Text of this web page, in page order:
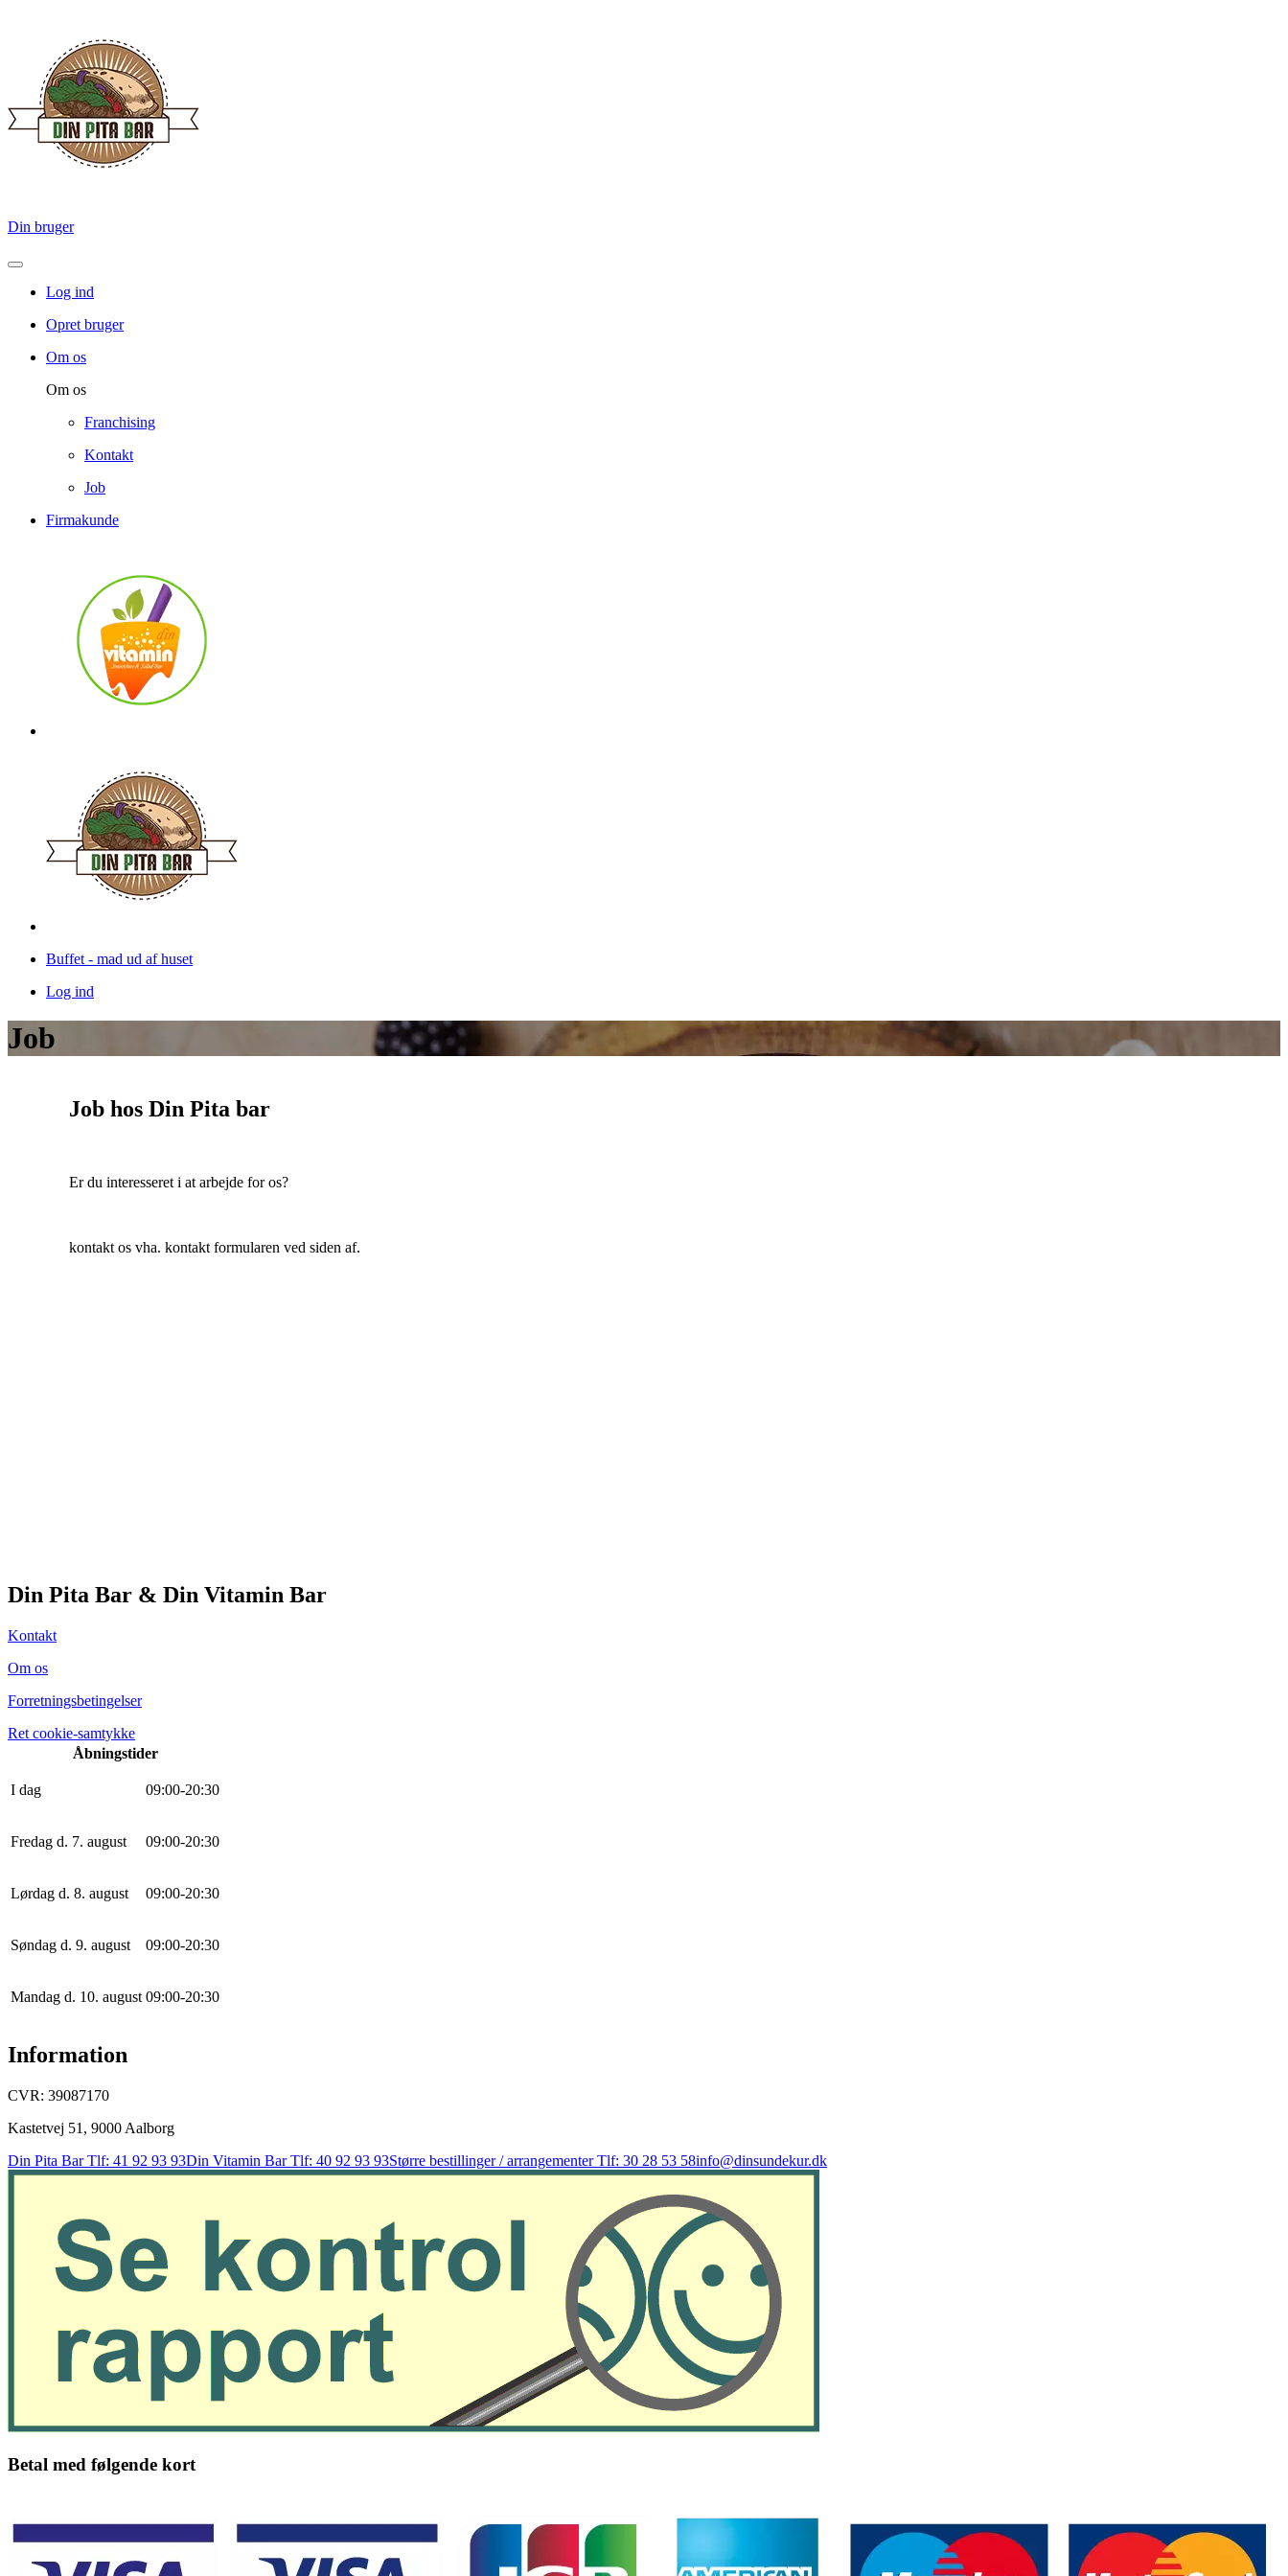
Din bruger
Log ind
Opret bruger
Om os
Om os
Franchising
Kontakt
Job
Firmakunde
Buffet - mad ud af huset
Log ind
Job
Job hos Din Pita bar
Er du interesseret i at arbejde for os?
kontakt os vha. kontakt formularen ved siden af.
Din Pita Bar & Din Vitamin Bar
Kontakt
Om os
Forretningsbetingelser
Ret cookie-samtykke
Åbningstider
I dag 09:00-20:30
Fredag d. 7. august 09:00-20:30
Lørdag d. 8. august 09:00-20:30
Søndag d. 9. august 09:00-20:30
Mandag d. 10. august 09:00-20:30
Information
CVR: 39087170
Kastetvej 51, 9000 Aalborg
Din Pita Bar Tlf: 41 92 93 93Din Vitamin Bar Tlf: 40 92 93 93Større bestillinger / arrangementer Tlf: 30 28 53 58info@dinsundekur.dk
Betal med følgende kort